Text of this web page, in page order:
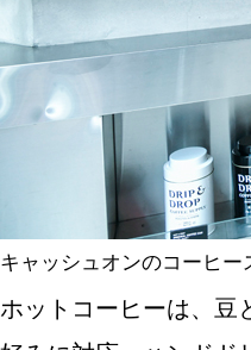
キャッシュオンのコーヒー
ホットコーヒーは、豆